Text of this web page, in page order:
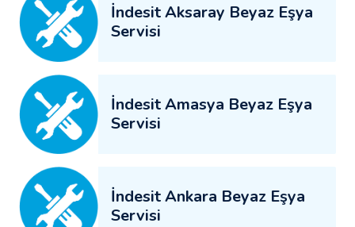
İndesit Aksaray Beyaz Eşya
Servisi
İndesit Amasya Beyaz Eşya
Servisi
İndesit Ankara Beyaz Eşya
Servisi